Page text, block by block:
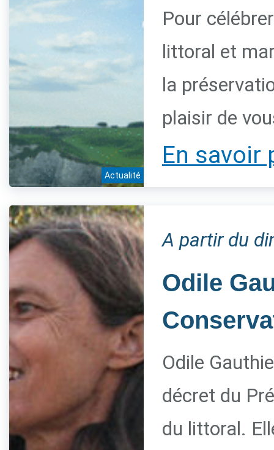
Actualité
Pour
littoral et
la
plaisir de
En savoir
A partir du
Odile
Odile
décret du
du littoral.